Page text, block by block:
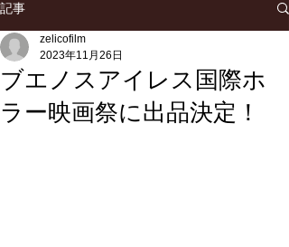
記事
ブエノスアイレス国際ホ
ラー映画祭に出品決定！
zelicofilm
2023年11月26日